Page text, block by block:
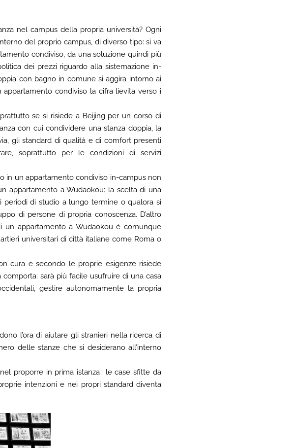
nel campus della propria università? Ogni
del proprio campus, di diverso tipo: si va
condiviso, da una soluzione quindi più
dei prezzi riguardo alla sistemazione in-
con bagno in comune si aggira intorno ai
condiviso la cifra lievita verso i
se si risiede a Beijing per un corso di
con cui condividere una stanza doppia, la
gli standard di qualità e di comfort presenti
soprattutto per le condizioni di servizi
in un appartamento condiviso in-campus non
appartamento a Wudaokou: la scelta di una
periodi di studio a lungo termine o qualora si
di persone di propria conoscenza. D’altro
un appartamento a Wudaokou è comunque
universitari di città italiane come Roma o
cura e secondo le proprie esigenze risiede
sarà più facile usufruire di una casa
gestire autonomamente la propria
l’ora di aiutare gli stranieri nella ricerca di
delle stanze che si desiderano all’interno
proporre in prima istanza le case sfitte da
intenzioni e nei propri standard diventa